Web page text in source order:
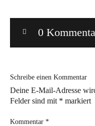
Tipps
Wir sagen
0
Schreibe einen Kommentar
Deine E-Mail-Adresse
Felder sind mit * markiert
Kommentar *